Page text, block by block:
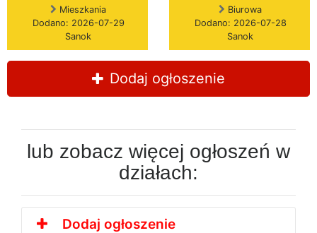
Mieszkania
Dodano: 2026-07-29
Sanok
Biurowa
Dodano: 2026-07-28
Sanok
Dodaj ogłoszenie
lub zobacz więcej ogłoszeń w
działach:
Dodaj ogłoszenie